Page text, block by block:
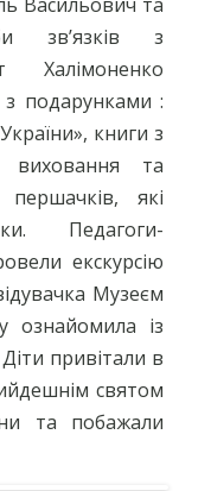
зв’язків з
Халімоненко
з подарунками :
книги з
виховання та
які
Педагоги-
екскурсію
Музеєм
ознайомила із
привітали в
святом
та побажали